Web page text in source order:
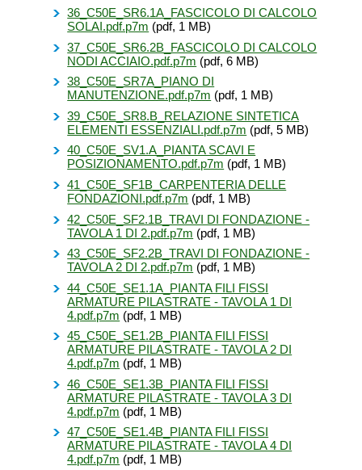
36_C50E_SR6.1A_FASCICOLO DI CALCOLO
SOLAI.pdf.p7m (pdf, 1 MB)
37_C50E_SR6.2B_FASCICOLO DI CALCOLO
NODI ACCIAIO.pdf.p7m (pdf, 6 MB)
38_C50E_SR7A_PIANO DI
MANUTENZIONE.pdf.p7m (pdf, 1 MB)
39_C50E_SR8.B_RELAZIONE SINTETICA
ELEMENTI ESSENZIALI.pdf.p7m (pdf, 5 MB)
40_C50E_SV1.A_PIANTA SCAVI E
POSIZIONAMENTO.pdf.p7m (pdf, 1 MB)
41_C50E_SF1B_CARPENTERIA DELLE
FONDAZIONI.pdf.p7m (pdf, 1 MB)
42_C50E_SF2.1B_TRAVI DI FONDAZIONE -
TAVOLA 1 DI 2.pdf.p7m (pdf, 1 MB)
43_C50E_SF2.2B_TRAVI DI FONDAZIONE -
TAVOLA 2 DI 2.pdf.p7m (pdf, 1 MB)
44_C50E_SE1.1A_PIANTA FILI FISSI
ARMATURE PILASTRATE - TAVOLA 1 DI
4.pdf.p7m (pdf, 1 MB)
45_C50E_SE1.2B_PIANTA FILI FISSI
ARMATURE PILASTRATE - TAVOLA 2 DI
4.pdf.p7m (pdf, 1 MB)
46_C50E_SE1.3B_PIANTA FILI FISSI
ARMATURE PILASTRATE - TAVOLA 3 DI
4.pdf.p7m (pdf, 1 MB)
47_C50E_SE1.4B_PIANTA FILI FISSI
ARMATURE PILASTRATE - TAVOLA 4 DI
4.pdf.p7m (pdf, 1 MB)